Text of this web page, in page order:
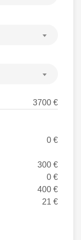
3700 €
0 €
300 €
0 €
400 €
21 €